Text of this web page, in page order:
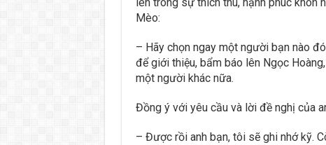
Mèo:
– Hãy chọn ngay một người bạn nào
để giới thiệu, bẩm báo lên Ngọc
một người khác nữa.
Đồng ý với yêu cầu và lời đề nghị của
– Được rồi anh bạn, tôi sẽ ghi nhớ kỹ.